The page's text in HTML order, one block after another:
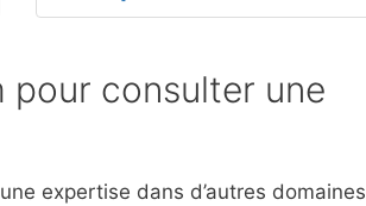
pour consulter une
expertise dans d’autres domaines